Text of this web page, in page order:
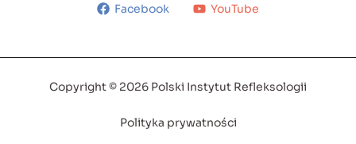
Facebook YouTube
Copyright © 2026 Polski Instytut Refleksologii
Polityka prywatności